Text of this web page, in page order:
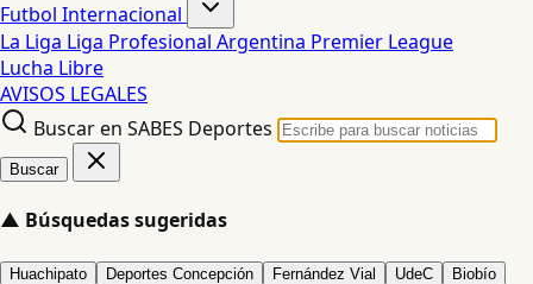
Futbol Internacional
La Liga Liga Profesional Argentina Premier League
Lucha Libre
AVISOS LEGALES
Buscar en SABES Deportes
Buscar
▲ Búsquedas sugeridas
Huachipato Deportes Concepción Fernández Vial UdeC Biobío